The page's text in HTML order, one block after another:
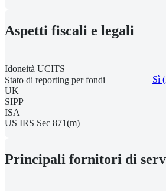
Aspetti fiscali e legali
Idoneità UCITS
Stato di reporting per fondi
UK
Sì
SIPP
ISA
US IRS Sec 871(m)
Principali fornitori di